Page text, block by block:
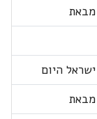
מבאת
ישראל היום
מבאת